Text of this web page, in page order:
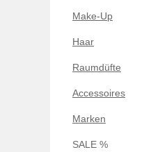
Make-Up
Haar
Raumdüfte
Accessoires
Marken
SALE %